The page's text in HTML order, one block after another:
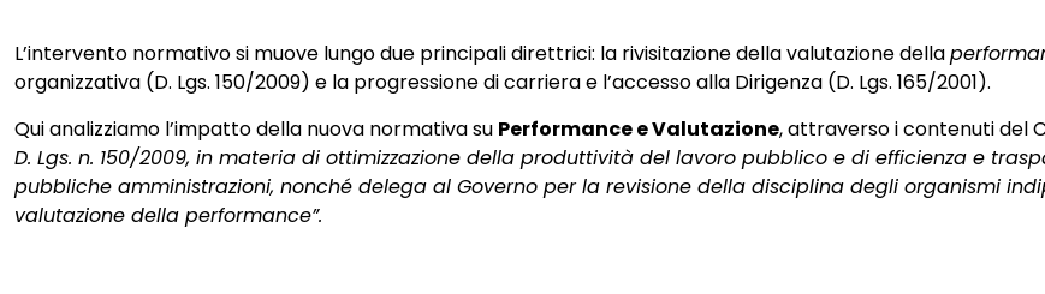
L’intervento normativo si muove lungo due principali direttrici: la rivisitazione della valutazione della
organizzativa (D. Lgs. 150/2009) e la progressione di carriera e l’accesso alla Dirigenza (D. Lgs. 165/2001).
Qui analizziamo l’impatto della nuova normativa su Performance e Valutazione, attraverso i contenuti del
D. Lgs. n. 150/2009, in materia di ottimizzazione della produttività del lavoro pubblico e di efficienza e
pubbliche amministrazioni, nonché delega al Governo per la revisione della disciplina degli organismi
valutazione della performance”.